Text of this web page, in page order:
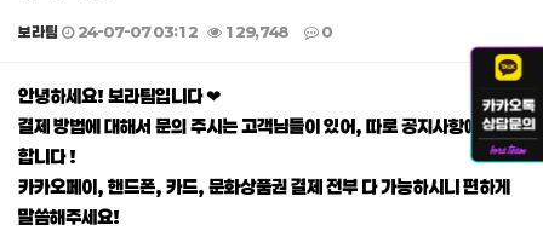
보라팀 24-07-07 03:12 129,748 0
본문
안녕하세요! 보라팀입니다 ❤
결제 방법에 대해서 문의 주시는 고객님들이 있어, 따로 공지사항에 게재
합니다 !
카카오페이, 핸드폰, 카드, 문화상품권 결제 전부 다 가능하시니 편하게
말씀해주세요!